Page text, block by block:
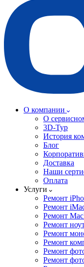
О компании
О
3D-Тур
История
Блог
Доставка
Наши
Оплата
Услуги
Ремонт
Ремонт
Ремонт
Ремонт
Ремонт
Ремонт
Ремонт
Ремонт